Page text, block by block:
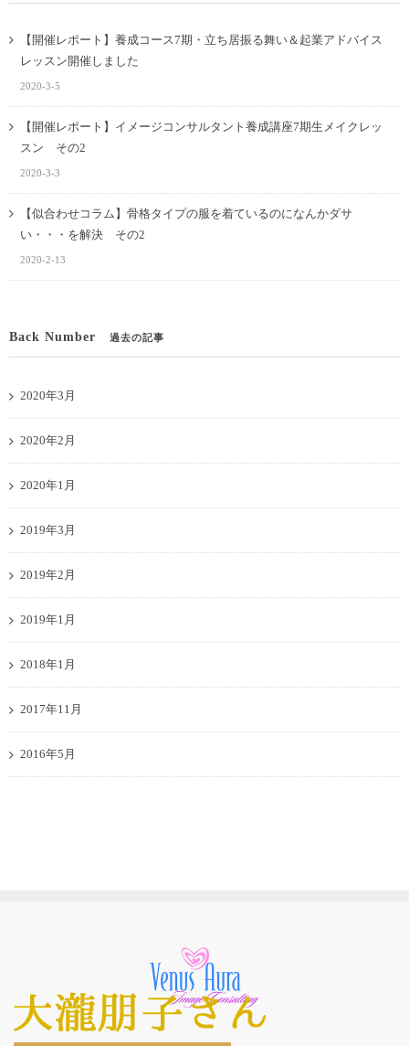
【開催レポート】養成コース7期・立ち居振る舞い＆起業アドバイス
レッスン開催しました
2020-3-5
【開催レポート】イメージコンサルタント養成講座7期生メイクレッ
スン その2
2020-3-3
【似合わせコラム】骨格タイプの服を着ているのになんかダサ
い・・・を解決 その2
2020-2-13
Back Number 過去の記事
2020年3月
2020年2月
2020年1月
2019年3月
2019年2月
2019年1月
2018年1月
2017年11月
2016年5月